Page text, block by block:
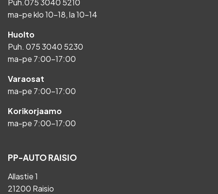
Puh.075 3040 5210
ma-pe klo 10-18, la 10-14
Huolto
Puh. 075 3040 5230
ma-pe 7:00-17:00
Varaosat
ma-pe 7:00-17:00
Korikorjaamo
ma-pe 7:00-17:00
PP-AUTO RAISIO
Allastie 1
21200 Raisio